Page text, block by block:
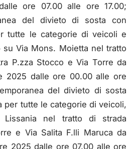
ore 07.00 alle ore 17.00;
del divieto di sosta con
tutte le categorie di veicoli e
Via Mons. Moietta nel tratto
P.zza Stocco e Via Torre da
2025 dalle ore 00.00 alle ore
del divieto di sosta
per tutte le categorie di veicoli,
nel tratto di strada
e Via Salita F.lli Maruca da
2025 dalle ore 07.00 alle ore